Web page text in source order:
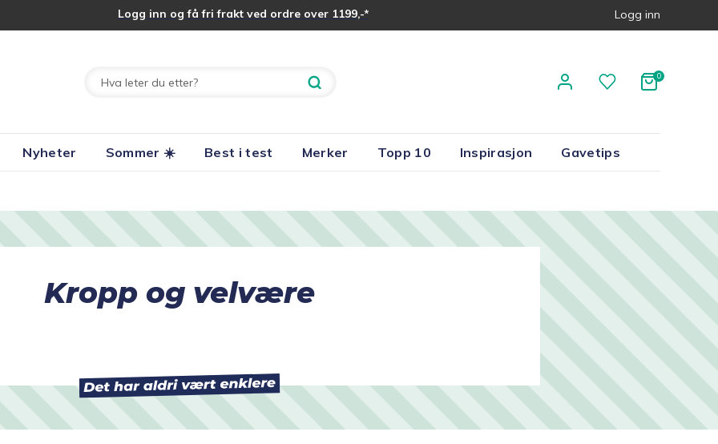
Logg inn og få fri frakt ved ordre over 1199,-*
Logg inn
Nyheter Sommer ☀️ Best i test Merker Topp 10 Inspirasjon Gavetips
Kropp og velvære